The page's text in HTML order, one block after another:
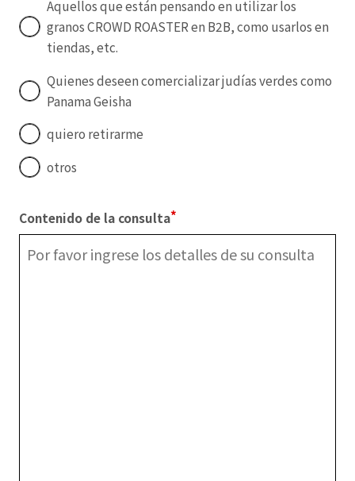
Aquellos que están pensando en utilizar los
granos CROWD ROASTER en B2B, como usarlos en
tiendas, etc.
Quienes deseen comercializar judías verdes como
Panama Geisha
quiero retirarme
otros
Contenido de la consulta